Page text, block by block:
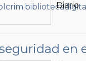
Diario
en